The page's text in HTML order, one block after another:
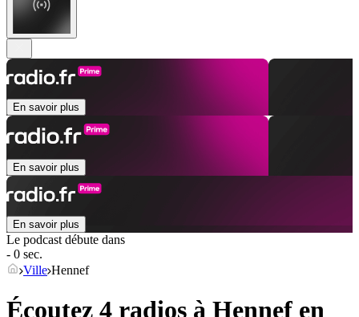
En savoir plus
En savoir plus
En savoir plus
Le podcast débute dans
- 0 sec.
Ville Hennef
Écoutez 4 radios à Hennef en